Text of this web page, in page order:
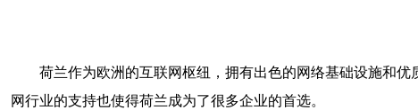
荷兰作为欧洲的互联网枢纽，拥有出色的网络基础设施和
网行业的支持也使得荷兰成为了很多企业的首选。